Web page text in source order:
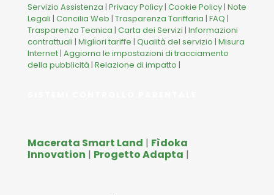
Servizio Assistenza | Privacy Policy| Cookie Policy| Note
Legali | Concilia Web | Trasparenza Tariffaria | FAQ |
Trasparenza Tecnica | Carta dei Servizi | Informazioni
contrattuali | Migliori tariffe | Qualità del servizio | Misura
Internet| Aggiorna le impostazioni di tracciamento
della pubblicità | Relazione di impatto |
Macerata Smart Land | Fìdoka
Innovation | Progetto Adapta |